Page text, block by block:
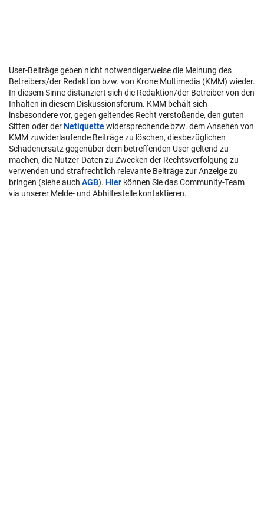
User-Beiträge geben nicht notwendigerweise die Meinung des
Betreibers/der Redaktion bzw. von Krone Multimedia (KMM) wieder.
In diesem Sinne distanziert sich die Redaktion/der Betreiber von den
Inhalten in diesem Diskussionsforum. KMM behält sich
insbesondere vor, gegen geltendes Recht verstoßende, den guten
Sitten oder derNetiquettewidersprechende bzw. dem Ansehen von
KMM zuwiderlaufende Beiträge zu löschen, diesbezüglichen
Schadenersatz gegenüber dem betreffenden User geltend zu
machen, die Nutzer-Daten zu Zwecken der Rechtsverfolgung zu
verwenden und strafrechtlich relevante Beiträge zur Anzeige zu
bringen (siehe auch AGB). Hier können Sie das Community-Team
via unserer Melde- und Abhilfestelle kontaktieren.